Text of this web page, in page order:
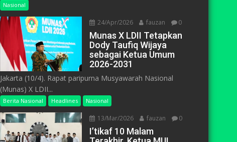
Nasional
24/Apr/2026 fauzan 0
Munas X LDII Tetapkan
Dody Taufiq Wijaya
sebagai Ketua Umum
2026-2031
Jakarta (10/4). Rapat paripurna Musyawarah Nasional
(Munas) X LDII...
Berita Nasional Headlines Nasional
13/Mar/2026 fauzan 0
I’tikaf 10 Malam